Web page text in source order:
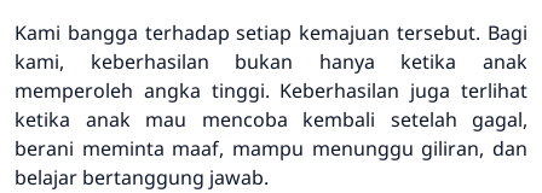
Kami bangga terhadap setiap kemajuan tersebut. Bagi
kami, keberhasilan bukan hanya ketika anak
memperoleh angka tinggi. Keberhasilan juga terlihat
ketika anak mau mencoba kembali setelah gagal,
berani meminta maaf, mampu menunggu giliran, dan
belajar bertanggung jawab.